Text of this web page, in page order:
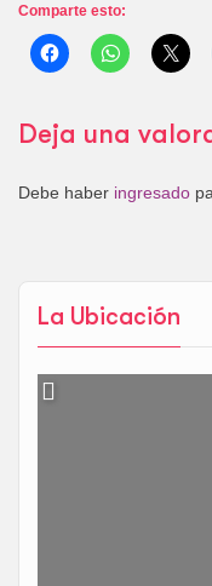
La Ubicación
Comparte esto:
Deja una
Debe haber ingresado